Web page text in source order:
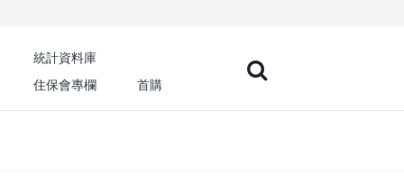
統計資料庫
住保會專欄 首購